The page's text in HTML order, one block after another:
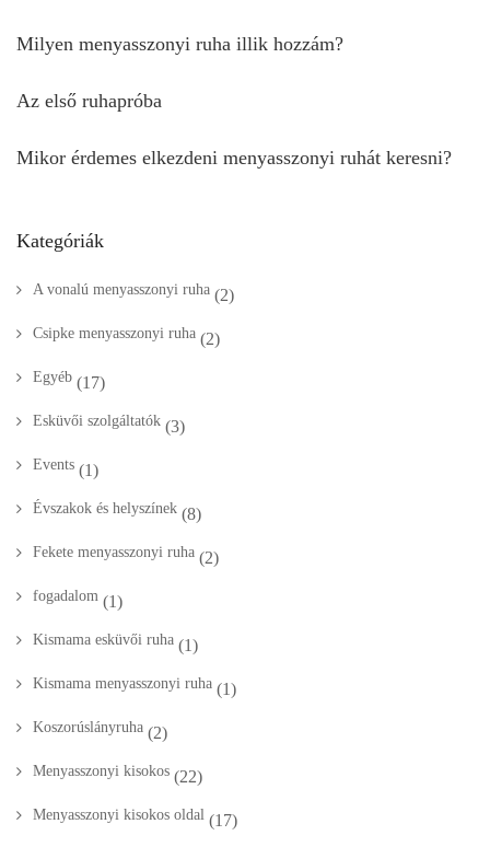
Milyen menyasszonyi ruha illik hozzám?
Az első ruhapróba
Mikor érdemes elkezdeni menyasszonyi ruhát keresni?
Kategóriák
A vonalú menyasszonyi ruha (2)
Csipke menyasszonyi ruha (2)
Egyéb (17)
Esküvői szolgáltatók (3)
Events (1)
Évszakok és helyszínek (8)
Fekete menyasszonyi ruha (2)
fogadalom (1)
Kismama esküvői ruha (1)
Kismama menyasszonyi ruha (1)
Koszorúslányruha (2)
Menyasszonyi kisokos (22)
Menyasszonyi kisokos oldal (17)